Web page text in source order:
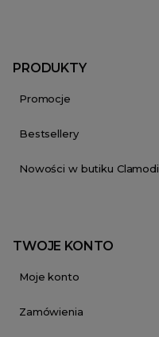
PRODUKTY
Promocje
Bestsellery
Nowości w butiku Clamodi
TWOJE KONTO
Moje konto
Zamówienia